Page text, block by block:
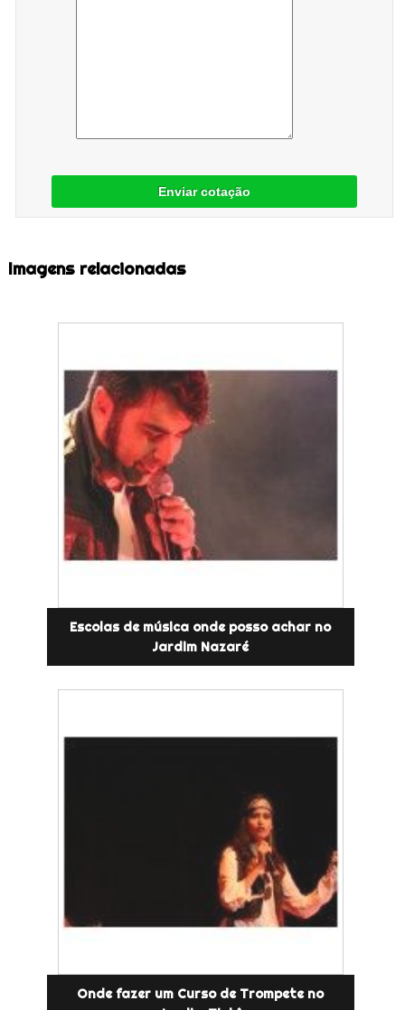
Enviar cotação
Imagens relacionadas
Escolas de música onde posso achar no
Jardim Nazaré
Onde fazer um Curso de Trompete no